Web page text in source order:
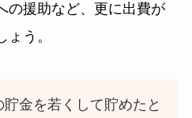
の援助など、更に出費が
う。
金を若くして貯めたと